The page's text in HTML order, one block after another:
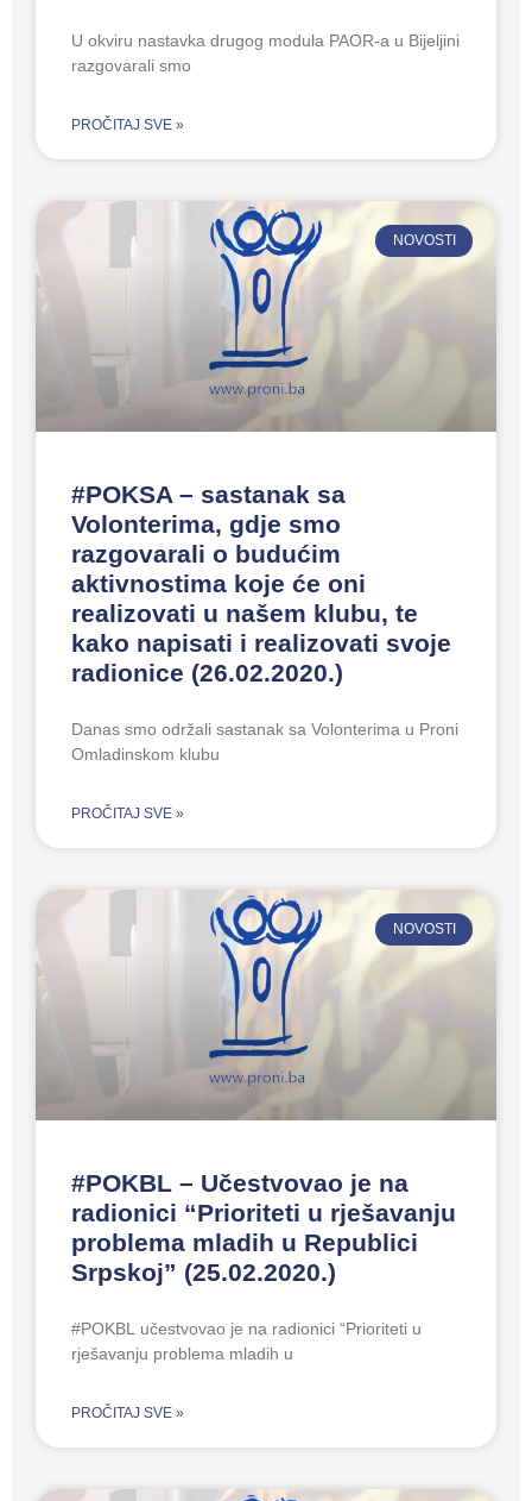
U okviru nastavka drugog modula PAOR-a u Bijeljini
razgovarali smo
PROČITAJ SVE »
NOVOSTI
#POKSA – sastanak sa
Volonterima, gdje smo
razgovarali o budućim
aktivnostima koje će oni
realizovati u našem klubu, te
kako napisati i realizovati svoje
radionice (26.02.2020.)
Danas smo održali sastanak sa Volonterima u Proni
Omladinskom klubu
PROČITAJ SVE »
NOVOSTI
#POKBL – Učestvovao je na
radionici “Prioriteti u rješavanju
problema mladih u Republici
Srpskoj” (25.02.2020.)
#POKBL učestvovao je na radionici “Prioriteti u
rješavanju problema mladih u
PROČITAJ SVE »